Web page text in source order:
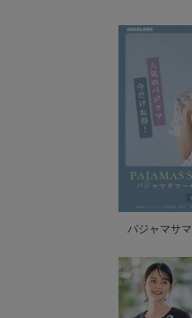
パジャマサ